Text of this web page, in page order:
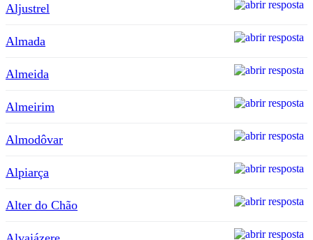
Aljustrel
Almada
Almeida
Almeirim
Almodôvar
Alpiarça
Alter do Chão